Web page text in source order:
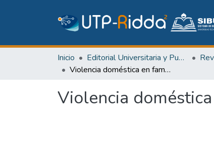
Inicio Editorial Universitaria y Publicaciones Seriadas
Violencia doméstica en familias de estudiantes de un colegio secundario
Violencia